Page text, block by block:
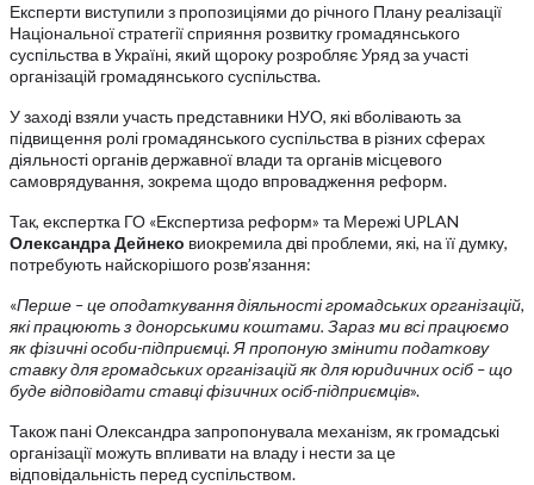
Експерти виступили з пропозиціями до річного Плану реалізації
Національної стратегії сприяння розвитку громадянського
суспільства в Україні, який щороку розробляє Уряд за участі
організацій громадянського суспільства.
У заході взяли участь представники НУО, які вболівають за
підвищення ролі громадянського суспільства в різних сферах
діяльності органів державної влади та органів місцевого
самоврядування, зокрема щодо впровадження реформ.
Так, експертка ГО «Експертиза реформ» та Мережі UPLAN
Олександра Дейнеко виокремила дві проблеми, які, на її думку,
потребують найскорішого розв’язання:
«Перше – це оподаткування діяльності громадських організацій,
які працюють з донорськими коштами. Зараз ми всі працюємо
як фізичні особи-підприємці. Я пропоную змінити податкову
ставку для громадських організацій як для юридичних осіб – що
буде відповідати ставці фізичних осіб-підприємців».
Також пані Олександра запропонувала механізм, як громадські
організації можуть впливати на владу і нести за це
відповідальність перед суспільством.